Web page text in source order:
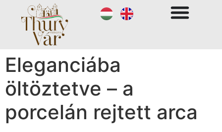
Eleganciába
öltöztetve – a
porcelán rejtett arca